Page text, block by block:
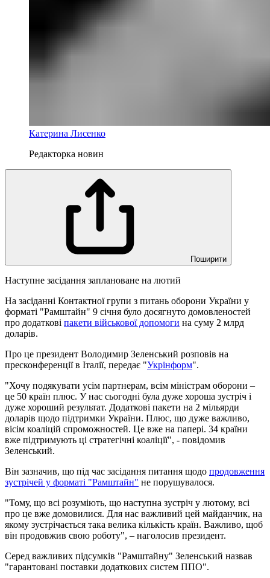
Катерина Лисенко
Редакторка новин
Поширити
Наступне засідання заплановане на лютий
На засіданні Контактної групи з питань оборони України у
форматі "Рамштайн" 9 січня було досягнуто домовленостей
про додаткові пакети військової допомоги на суму 2 млрд
доларів.
Про це президент Володимир Зеленський розповів на
пресконференції в Італії, передає "Укрінформ".
"Хочу подякувати усім партнерам, всім міністрам оборони –
це 50 країн плюс. У нас сьогодні була дуже хороша зустріч і
дуже хороший результат. Додаткові пакети на 2 мільярди
доларів щодо підтримки України. Плюс, що дуже важливо,
вісім коаліцій спроможностей. Це вже на папері. 34 країни
вже підтримують ці стратегічні коаліції", - повідомив
Зеленський.
Він зазначив, що під час засідання питання щодо продовження
зустрічей у форматі "Рамштайн" не порушувалося.
"Тому, що всі розуміють, що наступна зустріч у лютому, всі
про це вже домовилися. Для нас важливий цей майданчик, на
якому зустрічається така велика кількість країн. Важливо, щоб
він продовжив свою роботу", – наголосив президент.
Серед важливих підсумків "Рамштайну" Зеленський назвав
"гарантовані поставки додаткових систем ППО".